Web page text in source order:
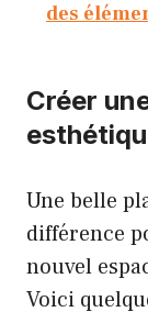
des
Créer
Une belle
différence
nouvel
Voici